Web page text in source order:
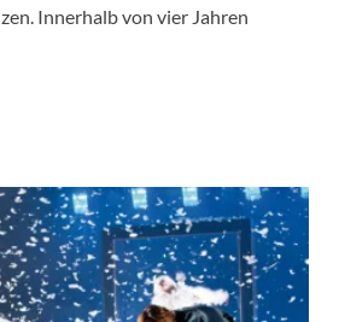
Innerhalb von vier Jahren